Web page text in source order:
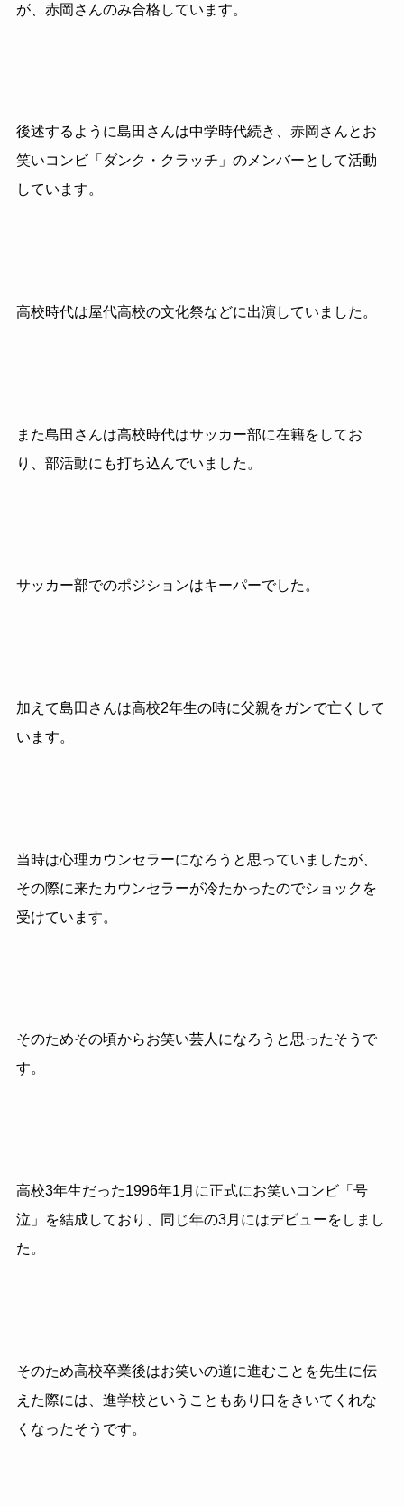
が、赤岡さんのみ合格しています。
後述するように島田さんは中学時代続き、赤岡さんとお
笑いコンビ「ダンク・クラッチ」のメンバーとして活動
しています。
高校時代は屋代高校の文化祭などに出演していました。
また島田さんは高校時代はサッカー部に在籍をしてお
り、部活動にも打ち込んでいました。
サッカー部でのポジションはキーパーでした。
加えて島田さんは高校2年生の時に父親をガンで亡くして
います。
当時は心理カウンセラーになろうと思っていましたが、
その際に来たカウンセラーが冷たかったのでショックを
受けています。
そのためその頃からお笑い芸人になろうと思ったそうで
す。
高校3年生だった1996年1月に正式にお笑いコンビ「号
泣」を結成しており、同じ年の3月にはデビューをしまし
た。
そのため高校卒業後はお笑いの道に進むことを先生に伝
えた際には、進学校ということもあり口をきいてくれな
くなったそうです。